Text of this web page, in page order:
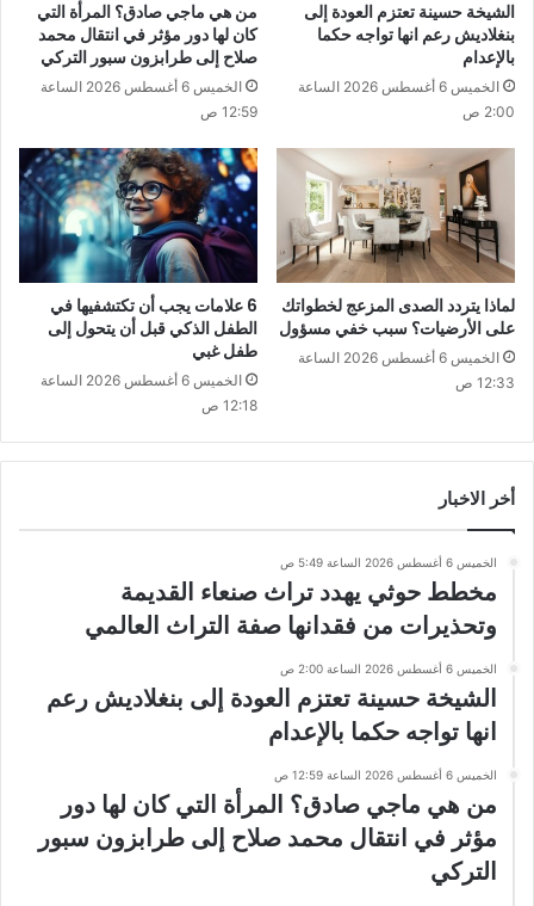
الشيخة حسينة تعتزم العودة إلى
بنغلاديش رعم انها تواجه حكما
بالإعدام
الخميس 6 أغسطس 2026 الساعة
2:00 ص
من هي ماجي صادق؟ المرأة التي
كان لها دور مؤثر في انتقال محمد
صلاح إلى طرابزون سبور التركي
الخميس 6 أغسطس 2026 الساعة
12:59 ص
لماذا يتردد الصدى المزعج لخطواتك
على الأرضيات؟ سبب خفي مسؤول
الخميس 6 أغسطس 2026 الساعة
12:33 ص
6 علامات يجب أن تكتشفيها في
الطفل الذكي قبل أن يتحول إلى
طفل غبي
الخميس 6 أغسطس 2026 الساعة
12:18 ص
أخر الاخبار
الخميس 6 أغسطس 2026 الساعة 5:49 ص
مخطط حوثي يهدد تراث صنعاء القديمة
وتحذيرات من فقدانها صفة التراث العالمي
الخميس 6 أغسطس 2026 الساعة 2:00 ص
الشيخة حسينة تعتزم العودة إلى بنغلاديش رعم
انها تواجه حكما بالإعدام
الخميس 6 أغسطس 2026 الساعة 12:59 ص
من هي ماجي صادق؟ المرأة التي كان لها دور
مؤثر في انتقال محمد صلاح إلى طرابزون سبور
التركي